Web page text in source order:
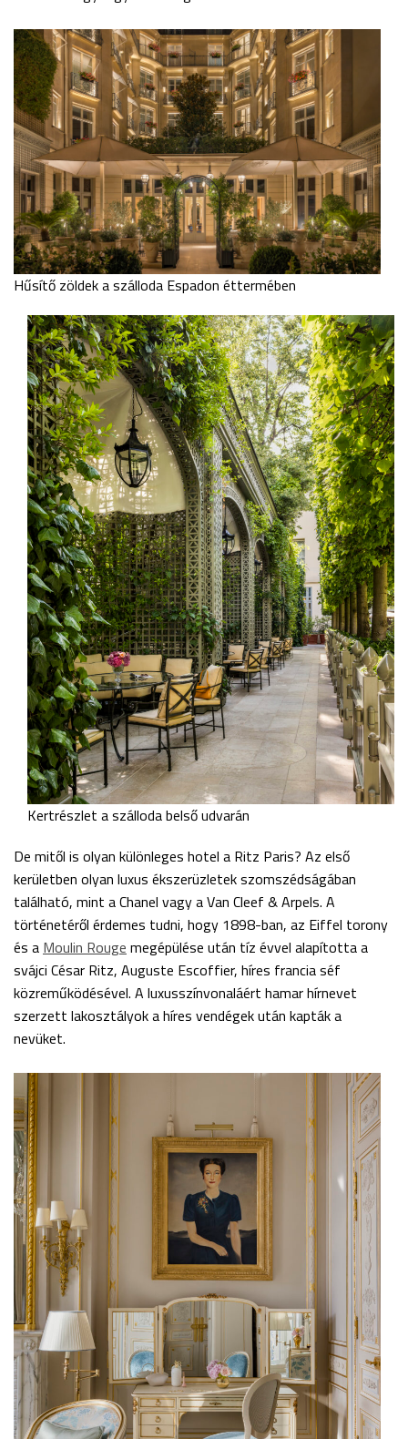
Hűsítő zöldek a szálloda Espadon éttermében
Kertrészlet a szálloda belső udvarán
De mitől is olyan különleges hotel a Ritz Paris? Az első
kerületben olyan luxus ékszerüzletek szomszédságában
található, mint a Chanel vagy a Van Cleef & Arpels. A
történetéről érdemes tudni, hogy 1898-ban, az Eiffel torony
és a Moulin Rouge megépülése után tíz évvel alapította a
svájci César Ritz, Auguste Escoffier, híres francia séf
közreműködésével. A luxusszínvonaláért hamar hírnevet
szerzett lakosztályok a híres vendégek után kapták a
nevüket.